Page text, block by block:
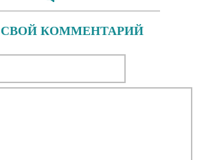
СВОЙ КОММЕНТАРИЙ